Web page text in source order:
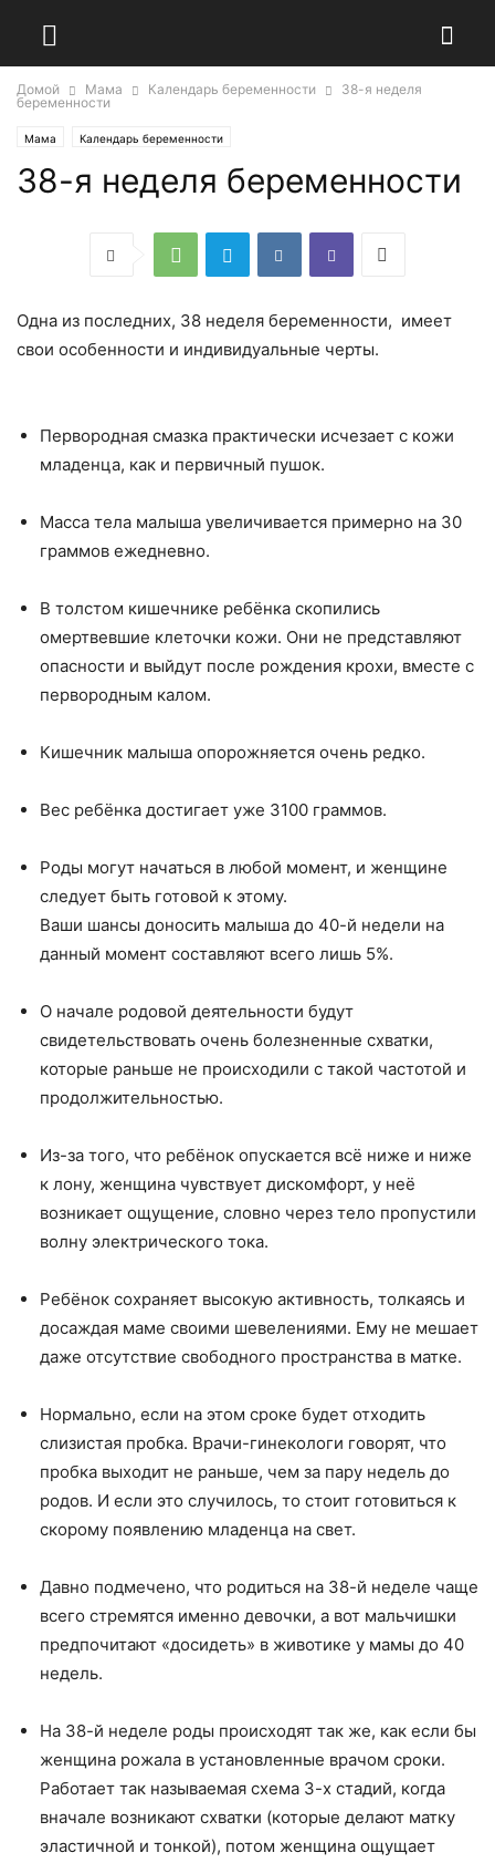
Домой Мама Календарь беременности
38-я неделя
беременности
Мама Календарь беременности
38-я неделя беременности
Одна из последних, 38 неделя беременности, имеет
свои особенности и индивидуальные черты.
Первородная смазка практически исчезает с кожи
младенца, как и первичный пушок.
Масса тела малыша увеличивается примерно на 30
граммов ежедневно.
В толстом кишечнике ребёнка скопились
омертвевшие клеточки кожи. Они не представляют
опасности и выйдут после рождения крохи, вместе с
первородным калом.
Кишечник малыша опорожняется очень редко.
Вес ребёнка достигает уже 3100 граммов.
Роды могут начаться в любой момент, и женщине
следует быть готовой к этому.
Ваши шансы доносить малыша до 40-й недели на
данный момент составляют всего лишь 5%.
О начале родовой деятельности будут
свидетельствовать очень болезненные схватки,
которые раньше не происходили с такой частотой и
продолжительностью.
Из-за того, что ребёнок опускается всё ниже и ниже
к лону, женщина чувствует дискомфорт, у неё
возникает ощущение, словно через тело пропустили
волну электрического тока.
Ребёнок сохраняет высокую активность, толкаясь и
досаждая маме своими шевелениями. Ему не мешает
даже отсутствие свободного пространства в матке.
Нормально, если на этом сроке будет отходить
слизистая пробка. Врачи-гинекологи говорят, что
пробка выходит не раньше, чем за пару недель до
родов. И если это случилось, то стоит готовиться к
скорому появлению младенца на свет.
Давно подмечено, что родиться на 38-й неделе чаще
всего стремятся именно девочки, а вот мальчишки
предпочитают «досидеть» в животике у мамы до 40
недель.
На 38-й неделе роды происходят так же, как если бы
женщина рожала в установленные врачом сроки.
Работает так называемая схема 3-х стадий, когда
вначале возникают схватки (которые делают матку
эластичной и тонкой), потом женщина ощущает